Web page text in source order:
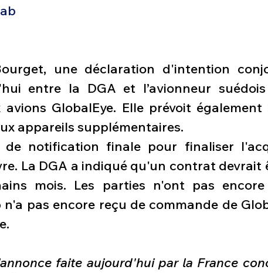
une déclaration d'intention
entre la DGA et l’avionneur
GlobalEye. Elle prévoit
appareils supplémentaires.
de notification finale pour finaliser
La DGA a indiqué qu'un contrat devrait
mois. Les parties n'ont pas
pas encore reçu de commande de
faite aujourd'hui par la France